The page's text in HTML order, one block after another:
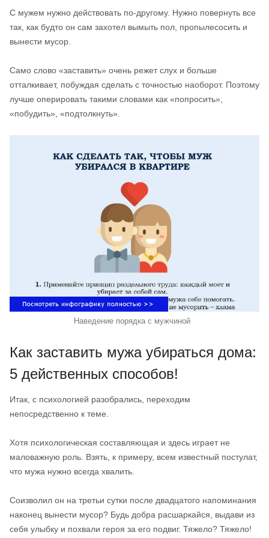
С мужем нужно действовать по-другому. Нужно повернуть все
так, как будто он сам захотел вымыть пол, пропылесосить и
вынести мусор.
Само слово «заставить» очень режет слух и больше
отталкивает, побуждая сделать с точностью наоборот. Поэтому
лучше оперировать такими словами как «попросить»,
«побудить», «подтолкнуть».
Наведение порядка с мужчиной
Как заставить мужа убираться дома:
5 действенных способов!
Итак, с психологией разобрались, переходим
непосредственно к теме.
Хотя психологическая составляющая и здесь играет не
маловажную роль. Взять, к примеру, всем известный постулат,
что мужа нужно всегда хвалить.
Соизволил он на третьи сутки после двадцатого напоминания
наконец вынести мусор? Будь добра расшаркайся, выдави из
себя улыбку и похвали героя за его подвиг. Тяжело? Тяжело!